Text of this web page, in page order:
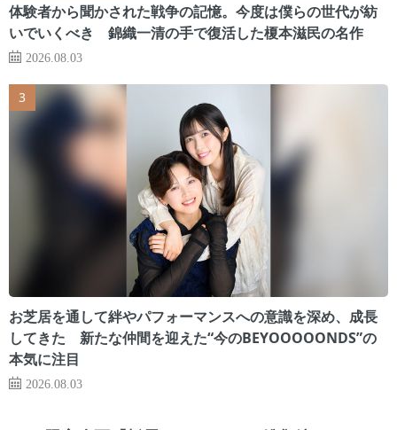
体験者から聞かされた戦争の記憶。今度は僕らの世代が紡
いでいくべき 錦織一清の手で復活した榎本滋民の名作
2026.08.03
お芝居を通して絆やパフォーマンスへの意識を深め、成長
してきた 新たな仲間を迎えた“今のBEYOOOOONDS”の
本気に注目
2026.08.03